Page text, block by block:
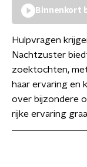
Binnenkort
Hulpvragen
Nachtzuster
zoektochten,
haar ervaring en
over bijzondere
rijke ervaring